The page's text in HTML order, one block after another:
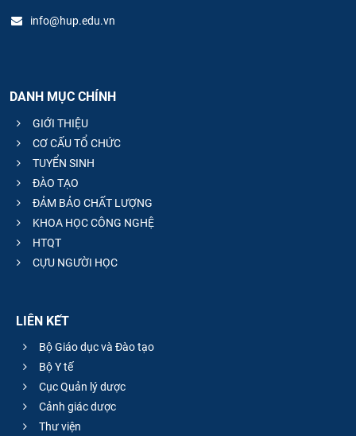
info@hup.edu.vn
DANH MỤC CHÍNH
GIỚI THIỆU
CƠ CẤU TỔ CHỨC
TUYỂN SINH
ĐÀO TẠO
ĐẢM BẢO CHẤT LƯỢNG
KHOA HỌC CÔNG NGHỆ
HTQT
CỰU NGƯỜI HỌC
LIÊN KẾT
Bộ Giáo dục và Đào tạo
Bộ Y tế
Cục Quản lý dược
Cảnh giác dược
Thư viện